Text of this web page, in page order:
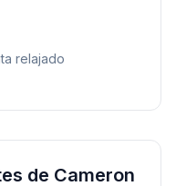
relajado
de Cameron